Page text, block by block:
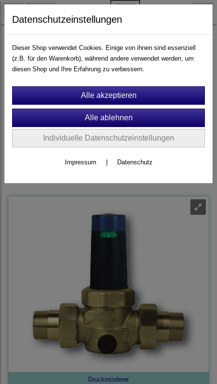
Sortierung wählen
Filter
Wir laden Sie herzlich dazu ein, sich als Kunde(privat, geschäftlich
bei uns zu registrieren
können.
und die Möglichkeit, auf Rechnung
Druckminderer
Datenschutzeinstellungen
Dieser Shop verwendet Cookies. Einige von ihnen sind essenziell
(z.B. für den Warenkorb), während andere verwendet werden, um
diesen Shop und Ihre Erfahrung zu verbessern.
Individuelle Datenschutzeinstellungen
Impressum Datenschutz